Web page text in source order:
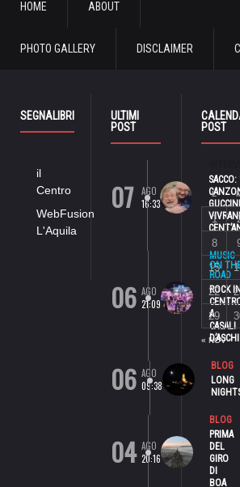
HOME ABOUT
PHOTO GALLERY DISCLAIMER
SEGNALIBRI
il
Centro
WebFusion
L'Aquila
ULTIMI
POST
07
AGO
16:33
SACCO:
GUCCINI
06 AGO
21:09
MUSIC
ON
ROAD
ROCK
A
CASALI
D’ASCHI
06 AGO
09:38
BLOG
LONG
04 AGO
20:16
BLOG
PRIMA
DEL
GIRO
DI
BOA
POST
L
« NOV
1
8
15
22
29